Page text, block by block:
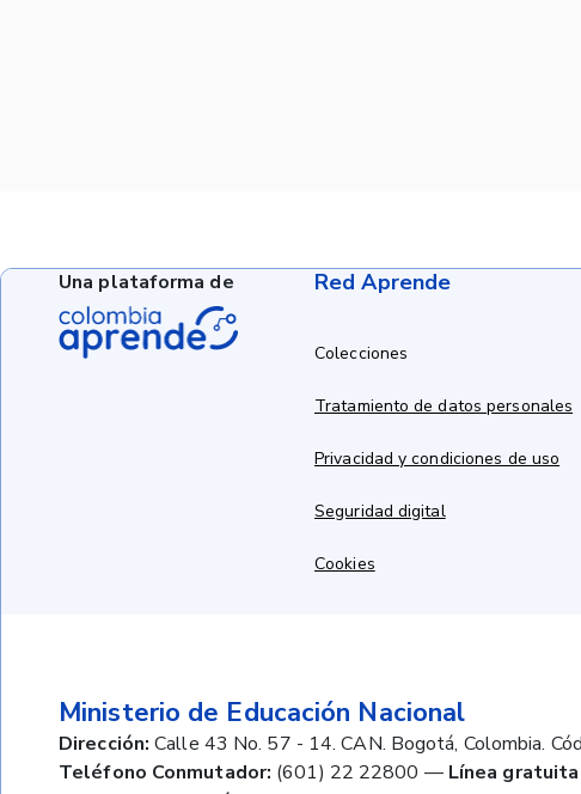
Red Aprende
Colecciones
Tratamiento de datos personales
Privacidad y condiciones de uso
Seguridad digital
Cookies
Ministerio de Educación Nacional
Dirección: Calle 43 No. 57 - 14. CAN. Bogotá, Colombia.
Teléfono Conmutador: (601) 22 22800 — Línea
Una plataforma de